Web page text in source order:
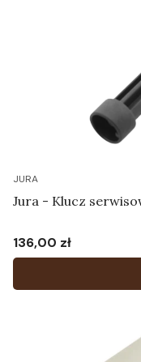
JURA
Jura - Klucz
Cena
136,00 zł